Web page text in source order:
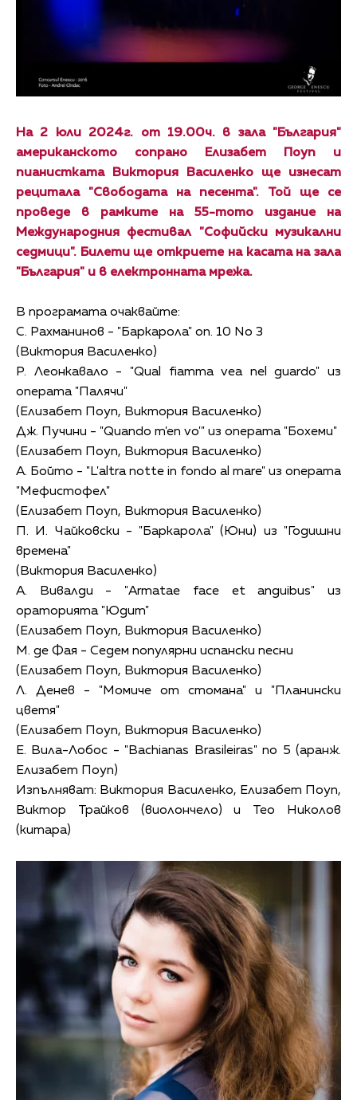
На 2 юли 2024г. от 19.00ч. в зала "България"
американското сопрано Елизабет Поуп и
пианистката Виктория Василенко ще изнесат
рецитала "Свободата на песента". Той ще се
проведе в рамките на 55-тото издание на
Международния фестивал "Софийски музикални
седмици". Билети ще откриете на касата на зала
"България" и в електронната мрежа.
В програмата очаквайте:
С. Рахманинов - "Баркарола" оп. 10 No 3
(Виктория Василенко)
Р. Леонкавало - "Qual fiamma vea nel guardo" из
операта "Палячи"
(Елизабет Поуп, Виктория Василенко)
Дж. Пучини - "Quando m'en vo'" из операта "Бохеми"
(Елизабет Поуп, Виктория Василенко)
А. Бойто - "L'altra notte in fondo al mare" из операта
"Мефистофел"
(Елизабет Поуп, Виктория Василенко)
П. И. Чайковски - "Баркарола" (Юни) из "Годишни
времена"
(Виктория Василенко)
A. Вивалди - "Armatae face et anguibus" из
ораторията "Юдит"
(Елизабет Поуп, Виктория Василенко)
М. де Фая - Седем популярни испански песни
(Елизабет Поуп, Виктория Василенко)
Л. Денев - "Момиче от стомана" и "Планински
цветя"
(Елизабет Поуп, Виктория Василенко)
Е. Вила-Лобос - "Bachianas Brasileiras" no 5 (аранж.
Елизабет Поуп)
Изпълняват: Виктория Василенко, Елизабет Поуп,
Виктор Трайков (виолончело) и Тео Николов
(китара)